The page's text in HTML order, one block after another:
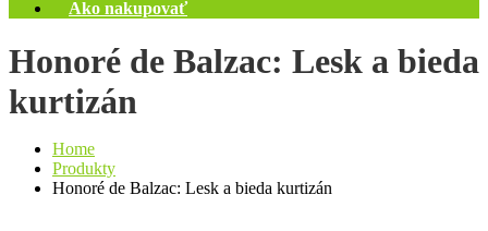
Ako nakupovať
Honoré de Balzac: Lesk a bieda
kurtizán
Home
Produkty
Honoré de Balzac: Lesk a bieda kurtizán